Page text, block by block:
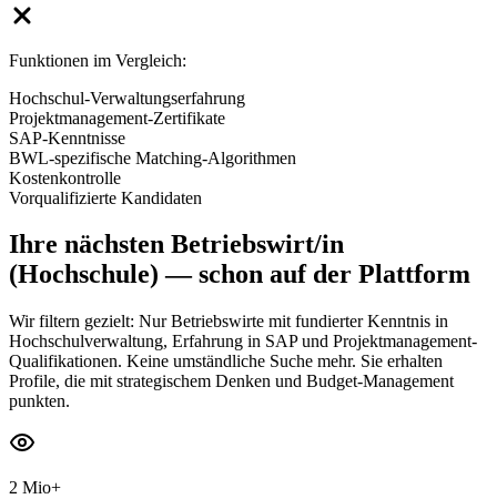
Funktionen im Vergleich:
Hochschul-Verwaltungserfahrung
Projektmanagement-Zertifikate
SAP-Kenntnisse
BWL-spezifische Matching-Algorithmen
Kostenkontrolle
Vorqualifizierte Kandidaten
Ihre nächsten Betriebswirt/in
(Hochschule) — schon auf der Plattform
Wir filtern gezielt: Nur Betriebswirte mit fundierter Kenntnis in
Hochschulverwaltung, Erfahrung in SAP und Projektmanagement-
Qualifikationen. Keine umständliche Suche mehr. Sie erhalten
Profile, die mit strategischem Denken und Budget-Management
punkten.
2 Mio+